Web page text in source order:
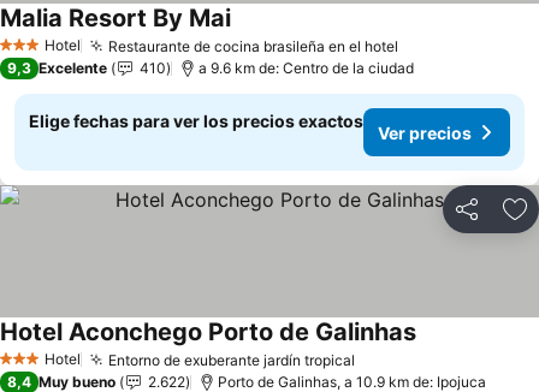
3 Estrellas
Hotel Restaurante de cocina brasileña en el hotel
Malia Resort By MaiVer precios
9,3 Excelente 410 a 9.6 km de: Centro de la ciudad
Elige fechas para ver los precios exactos
Ver precios
Compartir
3 Estrellas
Hotel Entorno de exuberante jardín tropical
Hotel Aconchego Porto de GalinhasVer precios
8,4 Muy bueno 2.622 Porto de Galinhas, a 10.9 km de: Ipojuca